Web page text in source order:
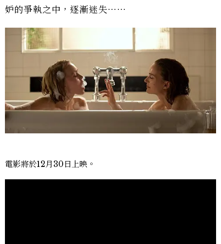
妒的爭執之中，逐漸迷失⋯⋯
電影將於12月30日上映。